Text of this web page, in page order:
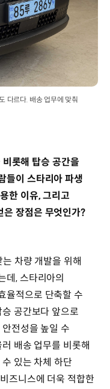
다르다. 배송 업무에 맞춰
롯해 탑승 공간을
들이 스타리아 파생
한 이유, 그리고
장점은 무엇인가?
차량 개발을 위해
데, 스타리아의
율적으로 단축할 수
공간보다 앞으로
전성을 높일 수
배송 업무를 비롯해
있는 차체 하단
즈니스에 더욱 적합한